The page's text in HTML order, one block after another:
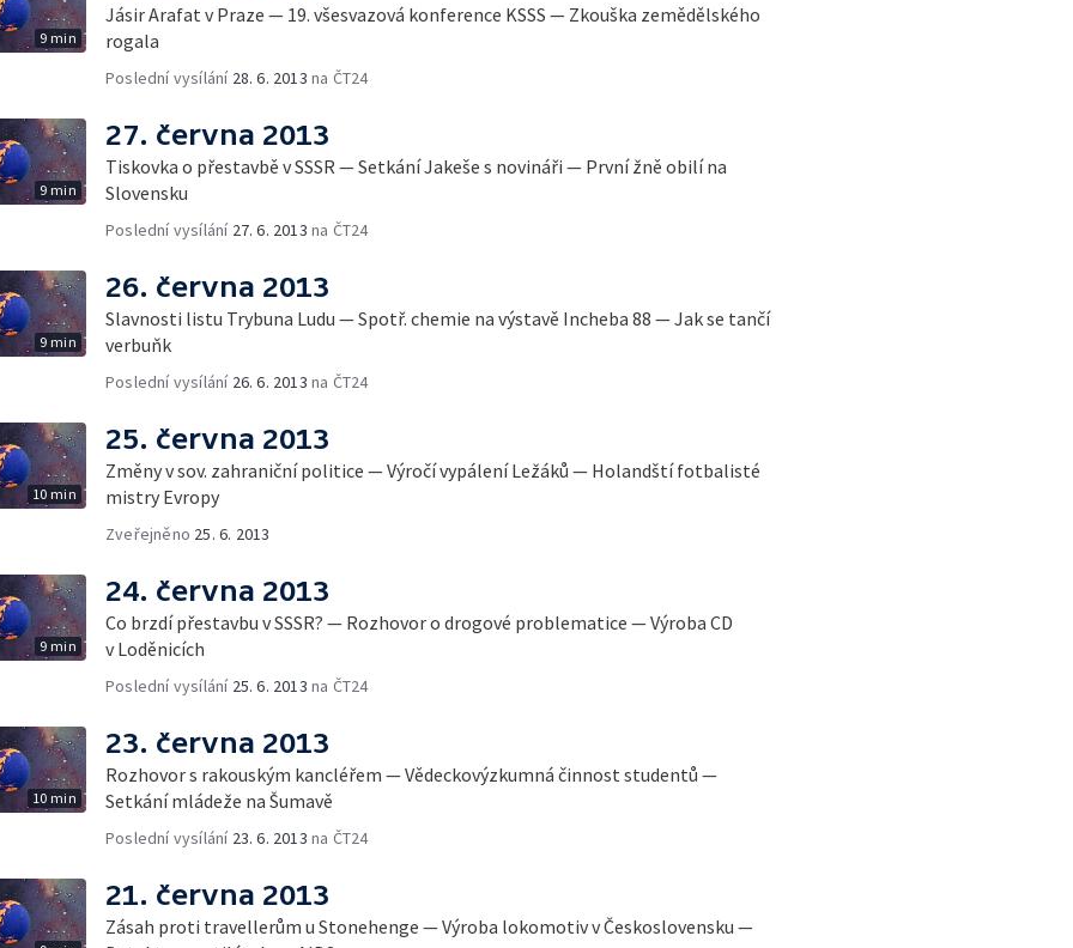
9 min
Jásir Arafat v Praze — 19. všesvazová konference KSSS — Zkouška zemědělského
rogala
Poslední vysílání 28. 6. 2013 na ČT24
9 min
27. června 2013
Tiskovka o přestavbě v SSSR — Setkání Jakeše s novináři — První žně obilí na
Slovensku
Poslední vysílání 27. 6. 2013 na ČT24
9 min
26. června 2013
Slavnosti listu Trybuna Ludu — Spotř. chemie na výstavě Incheba 88 — Jak se tančí
verbuňk
Poslední vysílání 26. 6. 2013 na ČT24
10 min
25. června 2013
Změny v sov. zahraniční politice — Výročí vypálení Ležáků — Holandští fotbalisté
mistry Evropy
Zveřejněno 25. 6. 2013
9 min
24. června 2013
Co brzdí přestavbu v SSSR? — Rozhovor o drogové problematice — Výroba CD
v Loděnicích
Poslední vysílání 25. 6. 2013 na ČT24
10 min
23. června 2013
Rozhovor s rakouským kancléřem — Vědeckovýzkumná činnost studentů —
Setkání mládeže na Šumavě
Poslední vysílání 23. 6. 2013 na ČT24
21. června 2013
Zásah proti travellerům u Stonehenge — Výroba lokomotiv v Československu —